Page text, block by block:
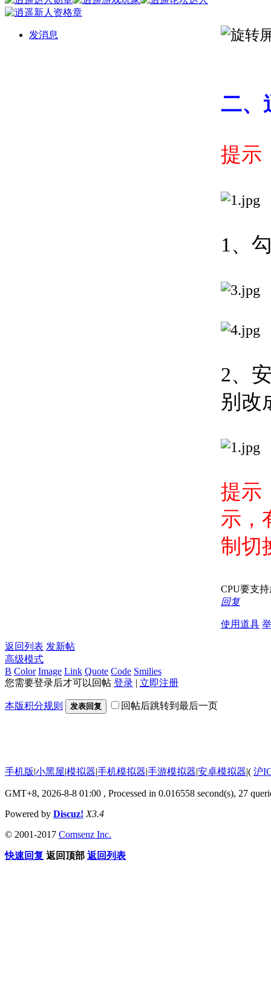
发消息
二、
提示
1、
2、
别改
提示
示，
制切
CPU要支
回复
使用道具
返回列表 发新帖
高级模式
B Color Image Link Quote Code Smilies
您需要登录后才可以回帖 登录 | 立即注册
本版积分规则 发表回复 回帖后跳转到最后一页
手机版|小黑屋|模拟器|手机模拟器|手游模拟器|安卓模拟器|( 沪
GMT+8, 2026-8-8 01:00 , Processed in 0.016558 second(s), 27
Powered by Discuz! X3.4
© 2001-2017 Comsenz Inc.
快速回复 返回顶部 返回列表